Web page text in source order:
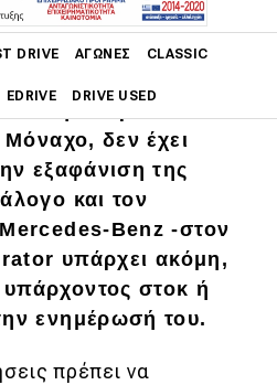
DRIVE ΑΓΏΝΕΣ CLASSIC
EDRIVE DRIVE USED
Μόναχο, δεν έχει
εξαφάνιση της
και τον
Benz -στον
υπάρχει ακόμη,
στοκ ή
ενημέρωσή του.
πρέπει να